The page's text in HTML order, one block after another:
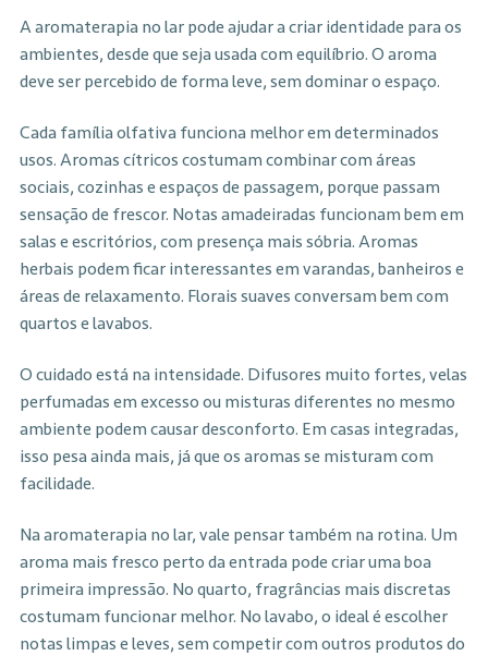
A aromaterapia no lar pode ajudar a criar identidade para os
ambientes, desde que seja usada com equilíbrio. O aroma
deve ser percebido de forma leve, sem dominar o espaço.
Cada família olfativa funciona melhor em determinados
usos. Aromas cítricos costumam combinar com áreas
sociais, cozinhas e espaços de passagem, porque passam
sensação de frescor. Notas amadeiradas funcionam bem em
salas e escritórios, com presença mais sóbria. Aromas
herbais podem ficar interessantes em varandas, banheiros e
áreas de relaxamento. Florais suaves conversam bem com
quartos e lavabos.
O cuidado está na intensidade. Difusores muito fortes, velas
perfumadas em excesso ou misturas diferentes no mesmo
ambiente podem causar desconforto. Em casas integradas,
isso pesa ainda mais, já que os aromas se misturam com
facilidade.
Na aromaterapia no lar, vale pensar também na rotina. Um
aroma mais fresco perto da entrada pode criar uma boa
primeira impressão. No quarto, fragrâncias mais discretas
costumam funcionar melhor. No lavabo, o ideal é escolher
notas limpas e leves, sem competir com outros produtos do